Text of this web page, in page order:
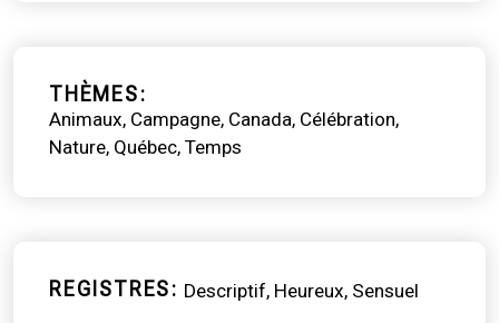
THÈMES
Animaux Campagne Canada Célébration
Nature Québec Temps
REGISTRES Descriptif Heureux Sensuel